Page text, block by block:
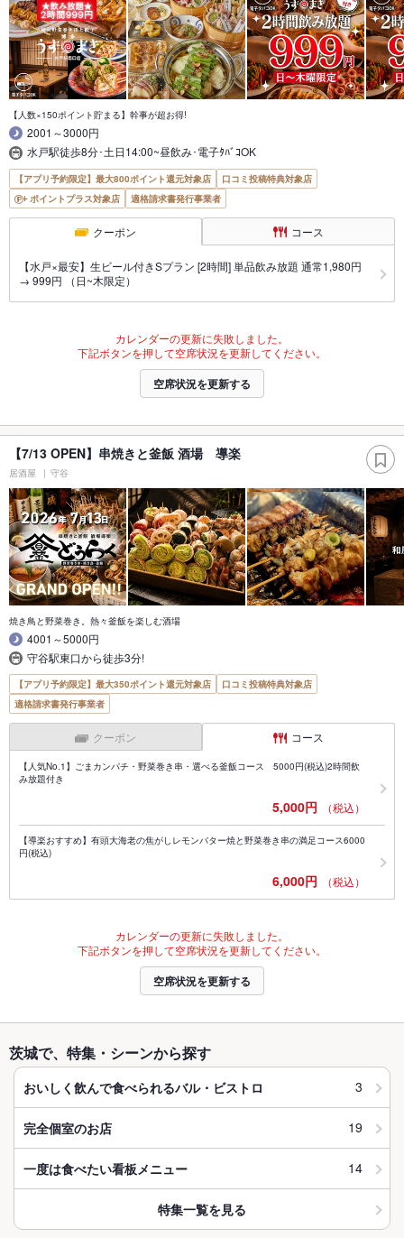
【人数×150ポイント貯まる】幹事が超お得!
2001～3000円
水戸駅徒歩8分･土日14:00~昼飲み･電子ﾀﾊﾞｺOK
【アプリ予約限定】最大800ポイント還元対象店
口コミ投稿特典対象店
ポイントプラス対象店
適格請求書発行事業者
クーポン コース
【水戸×最安】生ビール付きSプラン [2時間] 単品飲み放題 通常1,980円
→ 999円 （日~木限定）
カレンダーの更新に失敗しました。
下記ボタンを押して空席状況を更新してください。
空席状況を更新する
【7/13 OPEN】串焼きと釜飯 酒場 導楽
居酒屋 守谷
焼き鳥と野菜巻き。熱々釜飯を楽しむ酒場
4001～5000円
守谷駅東口から徒歩3分!
【アプリ予約限定】最大350ポイント還元対象店
口コミ投稿特典対象店
適格請求書発行事業者
クーポン コース
【人気No.1】ごまカンパチ・野菜巻き串・選べる釜飯コース 5000円(税込)2時間飲
み放題付き
5,000円 （税込）
【導楽おすすめ】有頭大海老の焦がしレモンバター焼と野菜巻き串の満足コース6000
円(税込)
6,000円 （税込）
カレンダーの更新に失敗しました。
下記ボタンを押して空席状況を更新してください。
空席状況を更新する
茨城で、特集・シーンから探す
おいしく飲んで食べられるバル・ビストロ 3
完全個室のお店 19
一度は食べたい看板メニュー 14
特集一覧を見る